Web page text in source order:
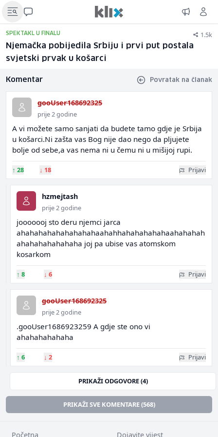
SPEKTAKL U FINALU 1.5k
Njemačka pobijedila Srbiju i prvi put postala
svjetski prvak u košarci
Komentar Povratak na članak
gooUser168692325
prije 2 godine
A vi možete samo sanjati da budete tamo gdje je Srbija
u košarci.Ni zašta vas Bog nije dao nego da pljujete
bolje od sebe,a vas nema ni u čemu ni u mišijoj rupi.
↑ 28 ↓ 18 Prijavi
hzmejtash
prije 2 godine
jooooooj sto deru njemci jarca
ahahahahahahahahahaahahhahahahahahaahahahah
ahahahahahahaha joj pa ubise vas atomskom
kosarkom
↑ 8 ↓ 6 Prijavi
gooUser168692325
prije 2 godine
.gooUser1686923259 A gdje ste ono vi
ahahahahahaha
↑ 6 ↓ 2 Prijavi
PRIKAŽI ODGOVORE (4)
PRIKAŽI SVE KOMENTARE (568)
Početna Dojavite vijest